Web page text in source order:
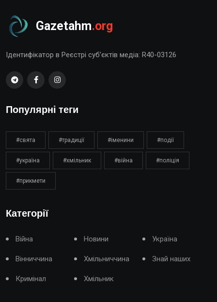
Gazetahm.org
Ідентифікатор в Реєстрі суб’єктів медіа: R40-03126
Популярні теги
#свята #традиції #іменини #події
#україна #хмільник #війна #поліція
#прикмети
Категорії
Війна Новини Україна
Вінниччина Хмільниччина Знай наших
Кримінал Хмільник